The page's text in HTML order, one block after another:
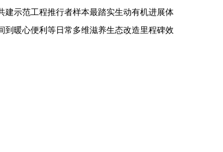
示范工程推行者样本最踏实生动有机进展体
暖心便利等日常多维滋养生态改造里程碑效